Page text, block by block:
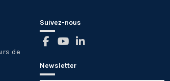
de
Suivez-nous
Newsletter